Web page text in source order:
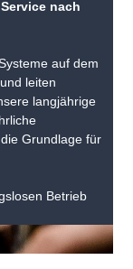
nach
auf dem
leiten
langjährige
Grundlage für
Betrieb